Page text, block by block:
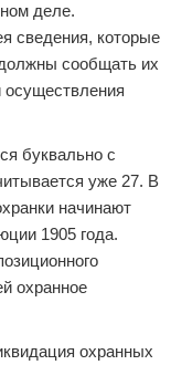
деле.
сведения, которые
сообщать их
осуществления
буквально с
уже 27. В
начинают
1905 года.
охранное
охранных